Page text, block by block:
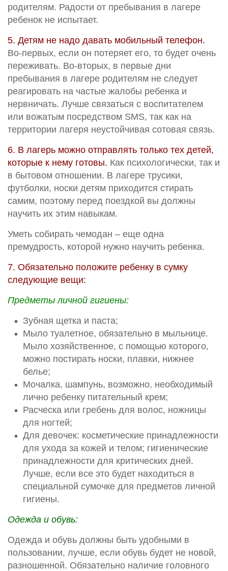
родителям. Радости от пребывания в лагере
ребенок не испытает.
5. Детям не надо давать мобильный телефон.
Во-первых, если он потеряет его, то будет очень
переживать. Во-вторых, в первые дни
пребывания в лагере родителям не следует
реагировать на частые жалобы ребенка и
нервничать. Лучше связаться с воспитателем
или вожатым посредством SMS, так как на
территории лагеря неустойчивая сотовая связь.
6. В лагерь можно отправлять только тех детей,
которые к нему готовы. Как психологически, так и
в бытовом отношении. В лагере трусики,
футболки, носки детям приходится стирать
самим, поэтому перед поездкой вы должны
научить их этим навыкам.
Уметь собирать чемодан – еще одна
премудрость, которой нужно научить ребенка.
7. Обязательно положите ребенку в сумку
следующие вещи:
Предметы личной гигиены:
Зубная щетка и паста;
Мыло туалетное, обязательно в мыльнице.
Мыло хозяйственное, с помощью которого,
можно постирать носки, плавки, нижнее
белье;
Мочалка, шампунь, возможно, необходимый
лично ребенку питательный крем;
Расческа или гребень для волос, ножницы
для ногтей;
Для девочек: косметические принадлежности
для ухода за кожей и телом; гигиенические
принадлежности для критических дней.
Лучше, если все это будет находиться в
специальной сумочке для предметов личной
гигиены.
Одежда и обувь:
Одежда и обувь должны быть удобными в
пользовании, лучше, если обувь будет не новой,
разношенной. Обязательно наличие головного